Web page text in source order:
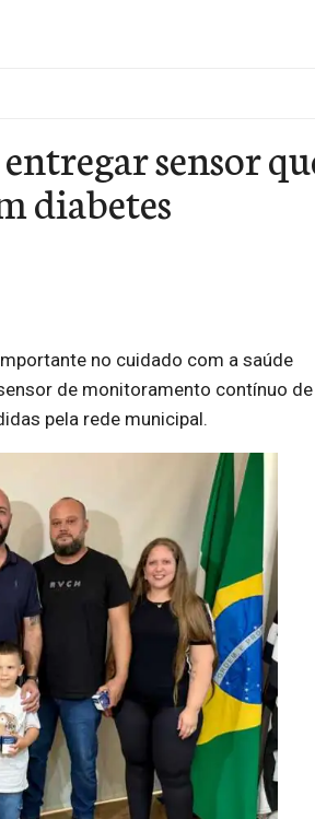
sensor
diabetes
no cuidado com a saúde
de monitoramento contínuo de
pela rede municipal.